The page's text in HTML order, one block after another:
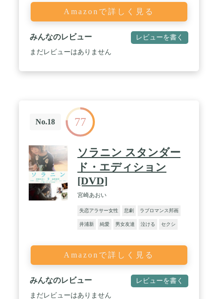
Amazonで詳しく見る
みんなのレビュー レビューを書く
まだレビューはありません
No.18 77
ソラニン スタンダー
ド・エディション
[DVD]
宮崎あおい
失恋アラサー女性 悲劇 ラブロマンス邦画
井浦新 純愛 男女友達 泣ける セクシ
Amazonで詳しく見る
みんなのレビュー レビューを書く
まだレビューはありません